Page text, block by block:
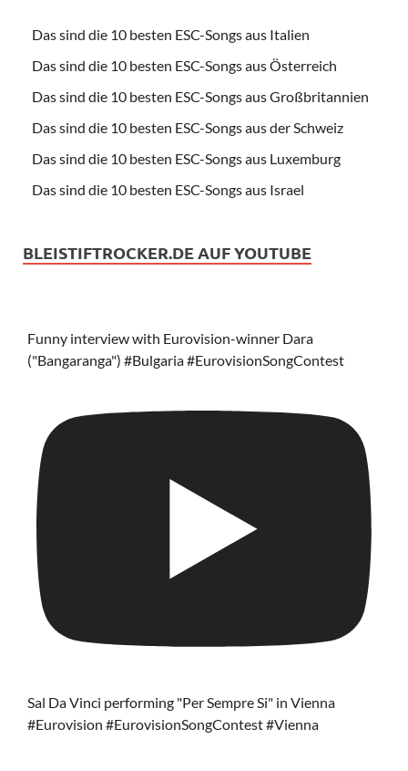
Das sind die 10 besten ESC-Songs aus Italien
Das sind die 10 besten ESC-Songs aus Österreich
Das sind die 10 besten ESC-Songs aus Großbritannien
Das sind die 10 besten ESC-Songs aus der Schweiz
Das sind die 10 besten ESC-Songs aus Luxemburg
Das sind die 10 besten ESC-Songs aus Israel
BLEISTIFTROCKER.DE AUF YOUTUBE
Funny interview with Eurovision-winner Dara
("Bangaranga") #Bulgaria #EurovisionSongContest
Sal Da Vinci performing "Per Sempre Si" in Vienna
#Eurovision #EurovisionSongContest #Vienna